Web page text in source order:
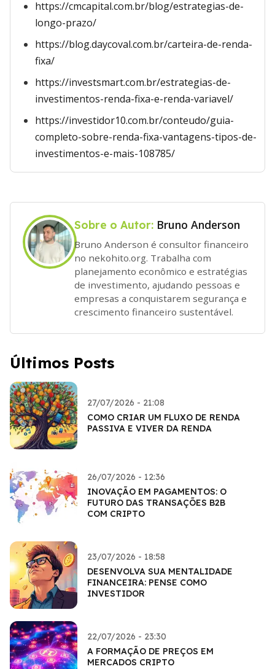
https://cmcapital.com.br/blog/estrategias-de-
longo-prazo/
https://blog.daycoval.com.br/carteira-de-renda-
fixa/
https://investsmart.com.br/estrategias-de-
investimentos-renda-fixa-e-renda-variavel/
https://investidor10.com.br/conteudo/guia-
completo-sobre-renda-fixa-vantagens-tipos-de-
investimentos-e-mais-108785/
Sobre o Autor: Bruno Anderson
Bruno Anderson é consultor financeiro
no nekohito.org. Trabalha com
planejamento econômico e estratégias
de investimento, ajudando pessoas e
empresas a conquistarem segurança e
crescimento financeiro sustentável.
Últimos Posts
27/07/2026 - 21:08
COMO CRIAR UM FLUXO DE RENDA
PASSIVA E VIVER DA RENDA
26/07/2026 - 12:36
INOVAÇÃO EM PAGAMENTOS: O
FUTURO DAS TRANSAÇÕES B2B
COM CRIPTO
23/07/2026 - 18:58
DESENVOLVA SUA MENTALIDADE
FINANCEIRA: PENSE COMO
INVESTIDOR
22/07/2026 - 23:30
A FORMAÇÃO DE PREÇOS EM
MERCADOS CRIPTO